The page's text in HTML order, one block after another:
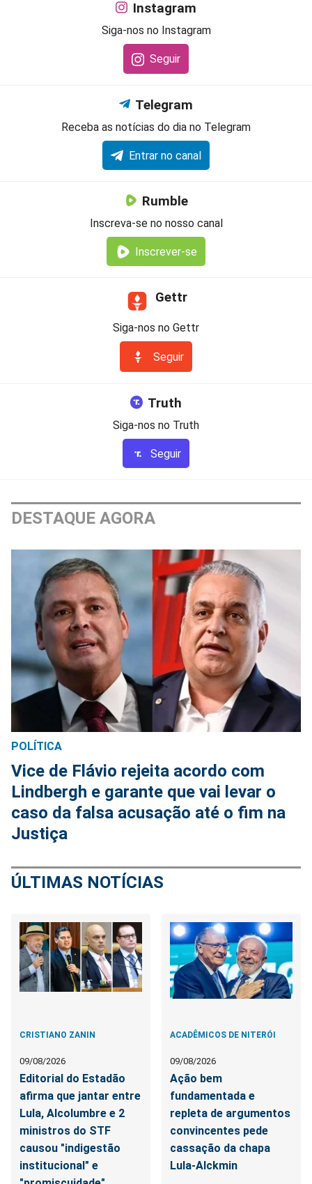
Instagram
Siga-nos no Instagram
Seguir
Telegram
Receba as notícias do dia no Telegram
Entrar no canal
Rumble
Inscreva-se no nosso canal
Inscrever-se
Gettr
Siga-nos no Gettr
Seguir
Truth
Siga-nos no Truth
Seguir
DESTAQUE AGORA
POLÍTICA
Vice de Flávio rejeita acordo com
Lindbergh e garante que vai levar o
caso da falsa acusação até o fim na
Justiça
ÚLTIMAS NOTÍCIAS
CRISTIANO ZANIN
09/08/2026
Editorial do Estadão
afirma que jantar entre
Lula, Alcolumbre e 2
ministros do STF
causou "indigestão
institucional" e
ACADÊMICOS DE NITERÓI
09/08/2026
Ação bem
fundamentada e
repleta de argumentos
convincentes pede
cassação da chapa
Lula-Alckmin